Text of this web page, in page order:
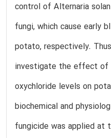
control of Alternaria
fungi, which cause early
potato, respectively.
investigate the effect of
oxychloride levels on
biochemical and
fungicide was applied at